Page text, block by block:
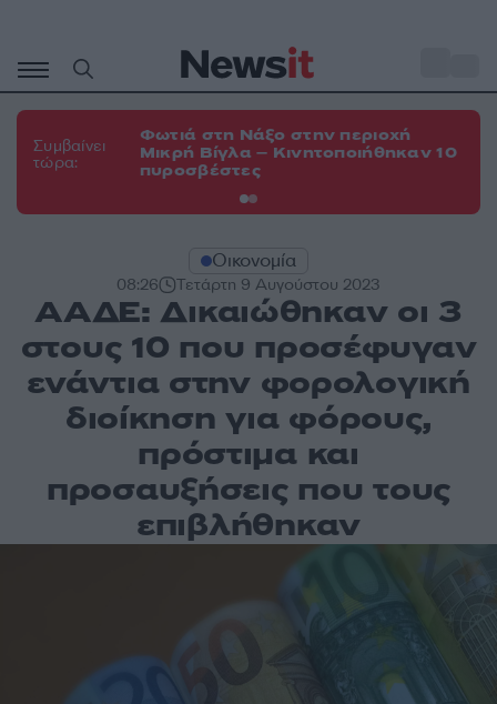
περιεχόμενο
Συμβαίνει
τώρα:
Φωτιά στη Νάξο στην περιοχή
Μικρή Βίγλα – Κινητοποιήθηκαν 10
πυροσβέστες
Οικονομία
08:26 Τετάρτη 9 Αυγούστου 2023
ΑΑΔΕ: Δικαιώθηκαν οι 3
στους 10 που προσέφυγαν
ενάντια στην φορολογική
διοίκηση για φόρους,
πρόστιμα και
προσαυξήσεις που τους
επιβλήθηκαν